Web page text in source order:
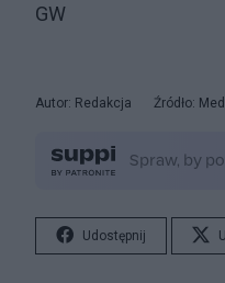
GW
Autor: Redakcja Źródło:
Udostępnij